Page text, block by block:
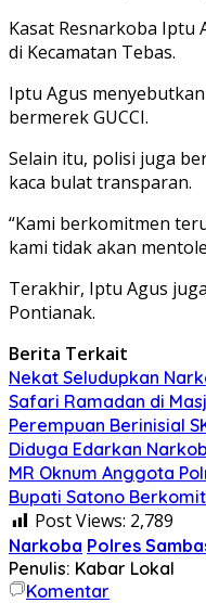
Kasat Resnarkoba
di Kecamatan Tebas.
Iptu Agus
bermerek GUCCI.
Selain itu, polisi juga
kaca bulat transparan.
“Kami berkomitmen
kami tidak akan
Terakhir, Iptu Agus
Pontianak.
Berita Terkait
Nekat Seludupkan
Safari Ramadan di
Perempuan Berinisial
Diduga Edarkan
MR Oknum Anggota
Bupati Satono
Post Views: 2,789
Narkoba Polres
Penulis: Kabar Lokal
Komentar